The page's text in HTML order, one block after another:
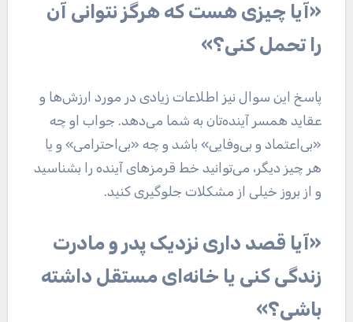
«آیا چیزی هست که هرگز نتوانی آن
را تحمل کنی؟»
پاسخ این سوال نیز اطلاعات زیادی در مورد ارزش‌ها و
عقاید همسر آینده‌تان به شما می‌دهد. جواب او چه
«بی‌اعتماد و بی‌وفایی» باشد و چه «بی‌احترامی» و یا
هر چیز دیگر، می‌توانید خط قرمز‌های آینده را بشناسید
و از بروز خیلی از مشکلات جلوگیری کنید.
«آیا قصد داری نزدیک پدر و مادرت
زندگی کنی یا خانه‌ای مستقل داشته
باشی؟»